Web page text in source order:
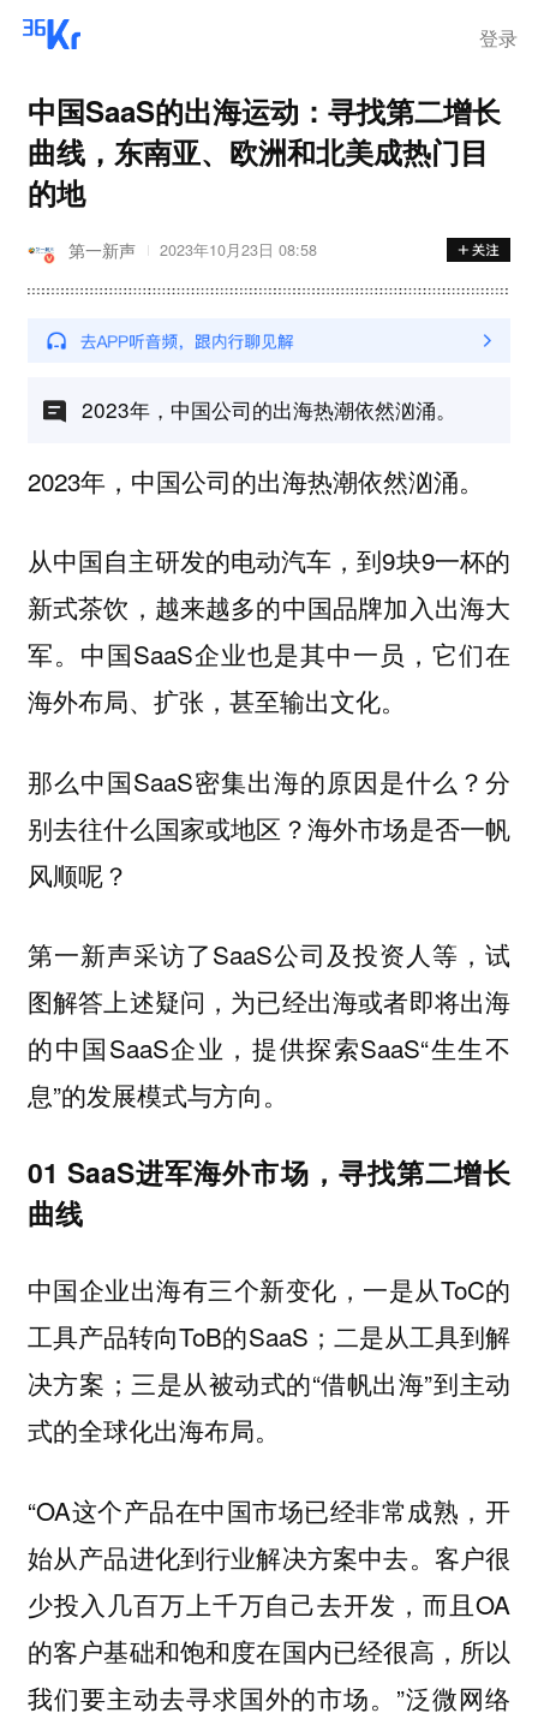
登录
中国SaaS的出海运动：寻找第二增长
曲线，东南亚、欧洲和北美成热门目
的地
第一新声 2023年10月23日 08:58
2023年，中国公司的出海热潮依然汹涌。
2023年，中国公司的出海热潮依然汹涌。
从中国自主研发的电动汽车，到9块9一杯的
新式茶饮，越来越多的中国品牌加入出海大
军。中国SaaS企业也是其中一员，它们在
海外布局、扩张，甚至输出文化。
那么中国SaaS密集出海的原因是什么？分
别去往什么国家或地区？海外市场是否一帆
风顺呢？
第一新声采访了SaaS公司及投资人等，试
图解答上述疑问，为已经出海或者即将出海
的中国SaaS企业，提供探索SaaS“生生不
息”的发展模式与方向。
01 SaaS进军海外市场，寻找第二增长
曲线 ‍
中国企业出海有三个新变化，一是从ToC的
工具产品转向ToB的SaaS；二是从工具到解
决方案；三是从被动式的“借帆出海”到主动
式的全球化出海布局。
“OA这个产品在中国市场已经非常成熟，开
始从产品进化到行业解决方案中去。客户很
少投入几百万上千万自己去开发，而且OA
的客户基础和饱和度在国内已经很高，所以
我们要主动去寻求国外的市场。”泛微网络